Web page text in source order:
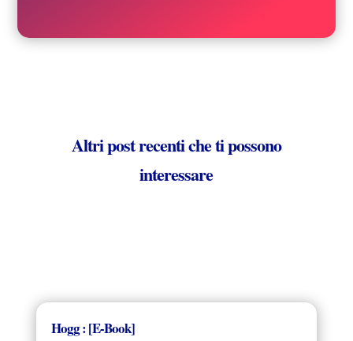
Altri post recenti che ti possono
interessare
Hogg : [E-Book]